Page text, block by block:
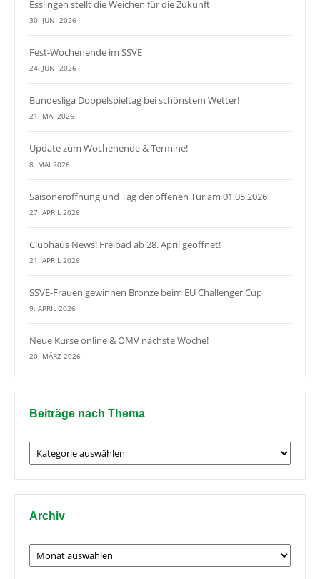
Esslingen stellt die Weichen für die Zukunft
30. JUNI 2026
Fest-Wochenende im SSVE
24. JUNI 2026
Bundesliga Doppelspieltag bei schönstem Wetter!
21. MAI 2026
Update zum Wochenende & Termine!
8. MAI 2026
Saisoneröffnung und Tag der offenen Tür am 01.05.2026
27. APRIL 2026
Clubhaus News! Freibad ab 28. April geöffnet!
21. APRIL 2026
SSVE-Frauen gewinnen Bronze beim EU Challenger Cup
9. APRIL 2026
Neue Kurse online & OMV nächste Woche!
20. MÄRZ 2026
Beiträge nach Thema
Beiträge
nach
Thema
Archiv
Archiv